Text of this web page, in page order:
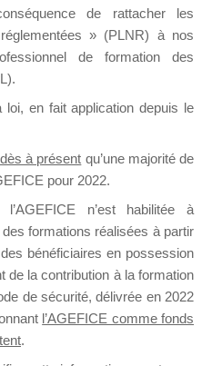
Groupe Public
il y a un jour
Organismes de
les Conseillers
de rattacher les
» (PLNR) à nos
de formation des
loi, en fait application depuis le
dès à présent qu’une majorité de
pour 2022.
n’est habilitée à
formations réalisées à partir
bénéficiaires en possession
de la contribution à la formation
de sécurité, délivrée en 2022
l’AGEFICE comme fonds
.